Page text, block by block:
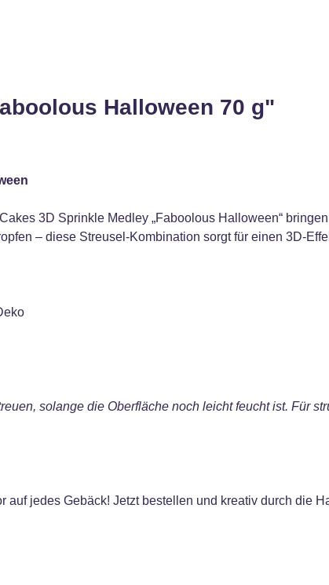
Halloween 70 g"
3D Sprinkle Medley „Faboolous Halloween“
– diese Streusel-Kombination sorgt für einen 3D-
solange die Oberfläche noch leicht feucht ist. Für
jedes Gebäck! Jetzt bestellen und kreativ durch die